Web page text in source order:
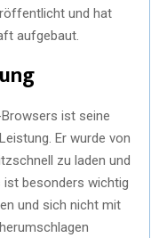
und hat
aufgebaut.
ist seine
Er wurde von
zu laden und
ist besonders wichtig
und sich nicht mit